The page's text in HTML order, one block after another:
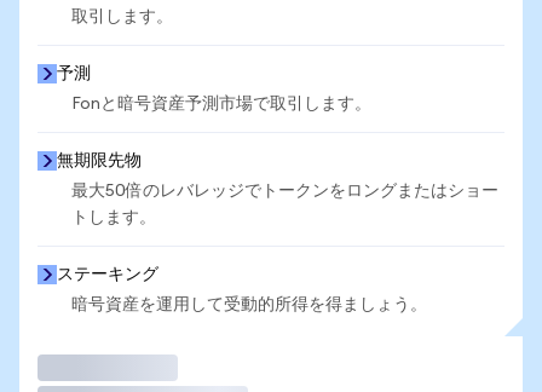
取引します。
予測
Fonと暗号資産予測市場で取引します。
無期限先物
最大50倍のレバレッジでトークンをロングまたはショー
トします。
ステーキング
暗号資産を運用して受動的所得を得ましょう。